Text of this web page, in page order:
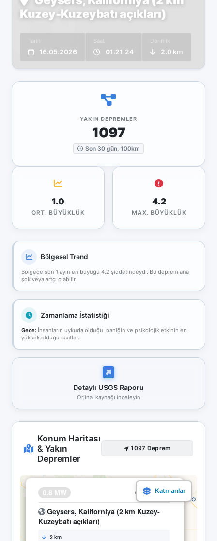
Kuzey-Kuzeybatı açıkları)
Tarih
16.05.2026
Saat
01:21:24
Derinlik
2.0 km
YAKIN DEPREMLER
1097
Son 30 gün, 100km
1.0
ORT. BÜYÜKLÜK
4.2
MAX. BÜYÜKLÜK
Bölgesel Trend
Bölgede son 1 ayın en büyüğü 4.2 şiddetindeydi. Bu deprem ana
şok veya artçı olabilir.
Zamanlama İstatistiği
Gece: İnsanların uykuda olduğu, paniğin ve psikolojik etkinin en
yüksek olduğu saatler.
Detaylı USGS Raporu
Orjinal kaynağı inceleyin
Konum Haritası
& Yakın
Depremler
1097 Deprem
0.8 MW 16.05 01:21
Geysers, Kaliforniya (2 km Kuzey-
Kuzeybatı açıkları)
2 km
×